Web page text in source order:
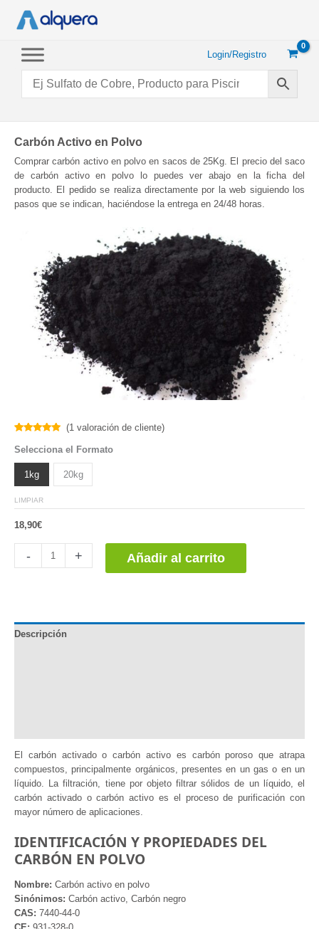
Login/Registro
Carbón Activo en Polvo
Comprar carbón activo en polvo en sacos de 25Kg. El precio del saco
de carbón activo en polvo lo puedes ver abajo en la ficha del
producto. El pedido se realiza directamente por la web siguiendo los
pasos que se indican, haciéndose la entrega en 24/48 horas.
5.00sobre
puntuación
(1 valoración de cliente)
Selecciona el Formato
1kg 20kg
LIMPIAR
18,90€
- + Añadir al carrito
Descripción
El carbón activado o carbón activo es carbón poroso que atrapa
compuestos, principalmente orgánicos, presentes en un gas o en un
líquido. La filtración, tiene por objeto filtrar sólidos de un líquido, el
carbón activado o carbón activo es el proceso de purificación con
mayor número de aplicaciones.
IDENTIFICACIÓN Y PROPIEDADES DEL
CARBÓN EN POLVO
Nombre: Carbón activo en polvo
Sinónimos: Carbón activo, Carbón negro
CAS: 7440-44-0